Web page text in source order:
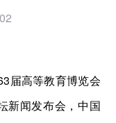
届高等教育博览会
新闻发布会，中国